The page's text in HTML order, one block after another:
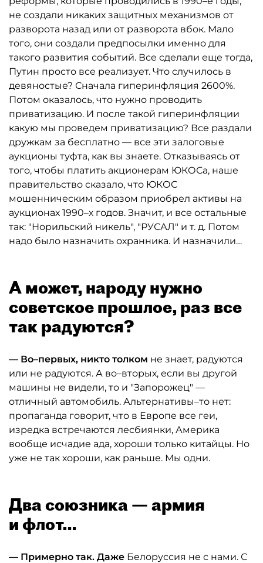
не создали никаких защитных механизмов от
разворота назад или от разворота вбок. Мало
того, они создали предпосылки именно для
такого развития событий. Все сделали еще тогда,
Путин просто все реализует. Что случилось в
девяностые? Сначала гиперинфляция 2600%.
Потом оказалось, что нужно проводить
приватизацию. И после такой гиперинфляции
какую мы проведем приватизацию? Все раздали
дружкам за бесплатно — все эти залоговые
аукционы туфта, как вы знаете. Отказываясь от
того, чтобы платить акционерам ЮКОСа, наше
правительство сказало, что ЮКОС
мошенническим образом приобрел активы на
аукционах 1990–х годов. Значит, и все остальные
так: "Норильский никель", "РУСАЛ" и т. д. Потом
надо было назначить охранника. И назначили…
А может, народу нужно
советское прошлое, раз все
так радуются?
— Во–первых, никто толком не знает, радуются
или не радуются. А во–вторых, если вы другой
машины не видели, то и "Запорожец" —
отличный автомобиль. Альтернативы–то нет:
пропаганда говорит, что в Европе все геи,
изредка встречаются лесбиянки, Америка
вообще исчадие ада, хороши только китайцы. Но
уже не так хороши, как раньше. Мы одни.
Два союзника — армия
и флот…
— Примерно так. Даже Белоруссия не с нами. С